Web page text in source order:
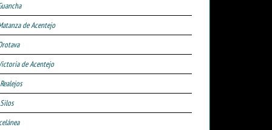
de Acentejo
de Acentejo